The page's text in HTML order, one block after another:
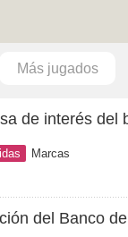
Más jugados
de interés del
Marcas
del Banco